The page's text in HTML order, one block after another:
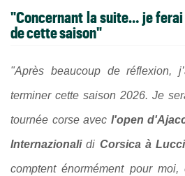
"Concernant la suite… je
de cette saison"
"Après beaucoup de réflexion,
terminer cette saison 2026. Je
tournée corse avec l'open
Internazionalidi Corsica à
comptent énormément pour